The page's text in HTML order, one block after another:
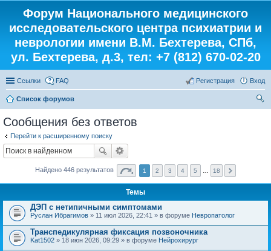
Форум Национального медицинского
исследовательского центра психиатрии и
неврологии имени В.М. Бехтерева, СПб,
ул. Бехтерева, д.3, тел: +7 (812) 670-02-20
Ссылки FAQ Вход
Регистрация
Список форумов
Сообщения без ответов
Перейти к расширенному поиску
Найдено 446 результатов 1 2 3 4 5 18
Темы
ДЭП с нетипичными симптомами
Руслан Ибрагимов » 11 июл 2026, 22:41 » в форуме Невропатолог
Транспедикулярная фиксация позвоночника
Kat1502 » 18 июн 2026, 09:29 » в форуме Нейрохирург